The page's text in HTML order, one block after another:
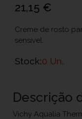
21,15 €
Creme de rosto
sensível.
Stock:0 Un.
Descrição
Vichy Aqualia